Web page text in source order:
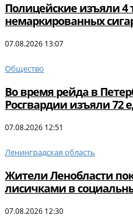
Полицейские изъяли 4
немаркированных
07.08.2026 13:07
Общество
Во время рейда в
Росгвардии изъяли 72
07.08.2026 12:51
Ленинградская область
Жители Ленобласти
лисичками в
07.08.2026 12:30